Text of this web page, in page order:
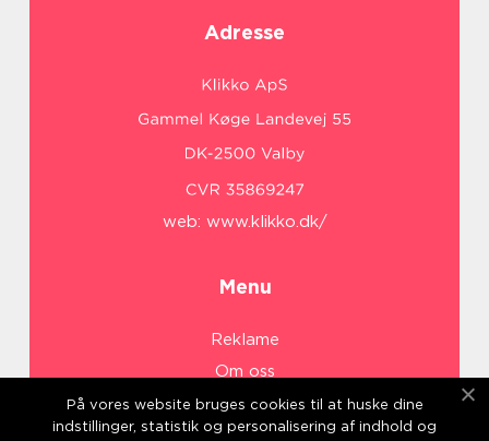
Adresse
web: www.klikko.dk/
Menu
Reklame
Om oss
Cookies
Kontakt Oss
På vores website bruges cookies til at huske dine
indstillinger, statistik og personalisering af indhold og